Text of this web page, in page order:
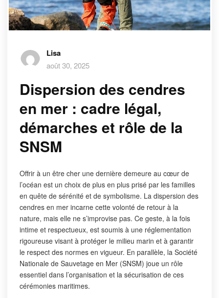
Lisa
août 30, 2025
Dispersion des cendres
en mer : cadre légal,
démarches et rôle de la
SNSM
Offrir à un être cher une dernière demeure au cœur de
l’océan est un choix de plus en plus prisé par les familles
en quête de sérénité et de symbolisme. La dispersion des
cendres en mer incarne cette volonté de retour à la
nature, mais elle ne s’improvise pas. Ce geste, à la fois
intime et respectueux, est soumis à une réglementation
rigoureuse visant à protéger le milieu marin et à garantir
le respect des normes en vigueur. En parallèle, la Société
Nationale de Sauvetage en Mer (SNSM) joue un rôle
essentiel dans l’organisation et la sécurisation de ces
cérémonies maritimes.